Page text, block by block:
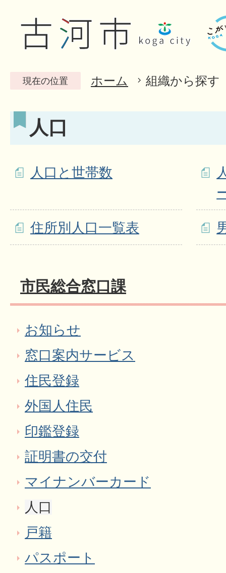
現在の位置 ホーム 組織から探す
人口
人口と世帯数
住所別人口一覧表
市民総合窓口課
お知らせ
窓口案内サービス
住民登録
外国人住民
印鑑登録
証明書の交付
マイナンバーカード
人口
戸籍
パスポート